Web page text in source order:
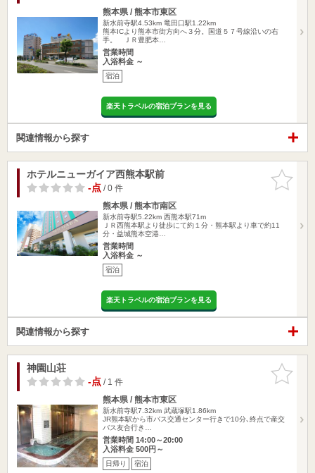
熊本県 / 熊本市東区
新水前寺駅4.53km 竜田口駅1.22km
熊本ICより熊本市街方向へ３分。国道５７号線沿いの右
手。 ＪＲ豊肥本…
営業時間
入浴料金 ～
宿泊
楽天トラベルの宿泊プランを見る
関連情報から探す
お気に入
りに追加
ホテルニューガイア西熊本駅前
-点/ 0 件
熊本県 / 熊本市南区
新水前寺駅5.22km 西熊本駅71m
ＪＲ西熊本駅より徒歩にて約１分・熊本駅より車で約11
分・益城熊本空港…
営業時間
入浴料金 ～
宿泊
楽天トラベルの宿泊プランを見る
関連情報から探す
お気に入
りに追加
神園山荘
-点/ 1 件
熊本県 / 熊本市東区
新水前寺駅7.32km 武蔵塚駅1.86km
JR熊本駅から市バス交通センター行きで10分､終点で産交
バス友合行き…
営業時間 14:00～20:00
入浴料金 500円～
日帰り 宿泊